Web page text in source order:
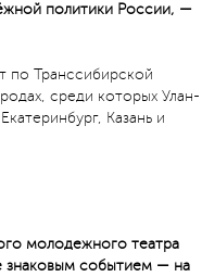
политики России, —
по Транссибирской
среди которых Улан-
Казань и
молодежного театра
знаковым событием — на